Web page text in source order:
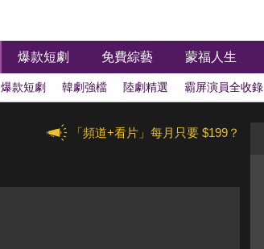
爆款短劇 免費綜藝 蒙福人生
爆款短劇 韓劇強檔 陸劇精選 霸屏演員全收錄
「頻道+看片」每月只要 $199？